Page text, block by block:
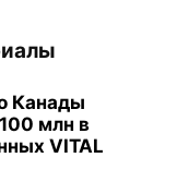
Канады
млн в
VITAL